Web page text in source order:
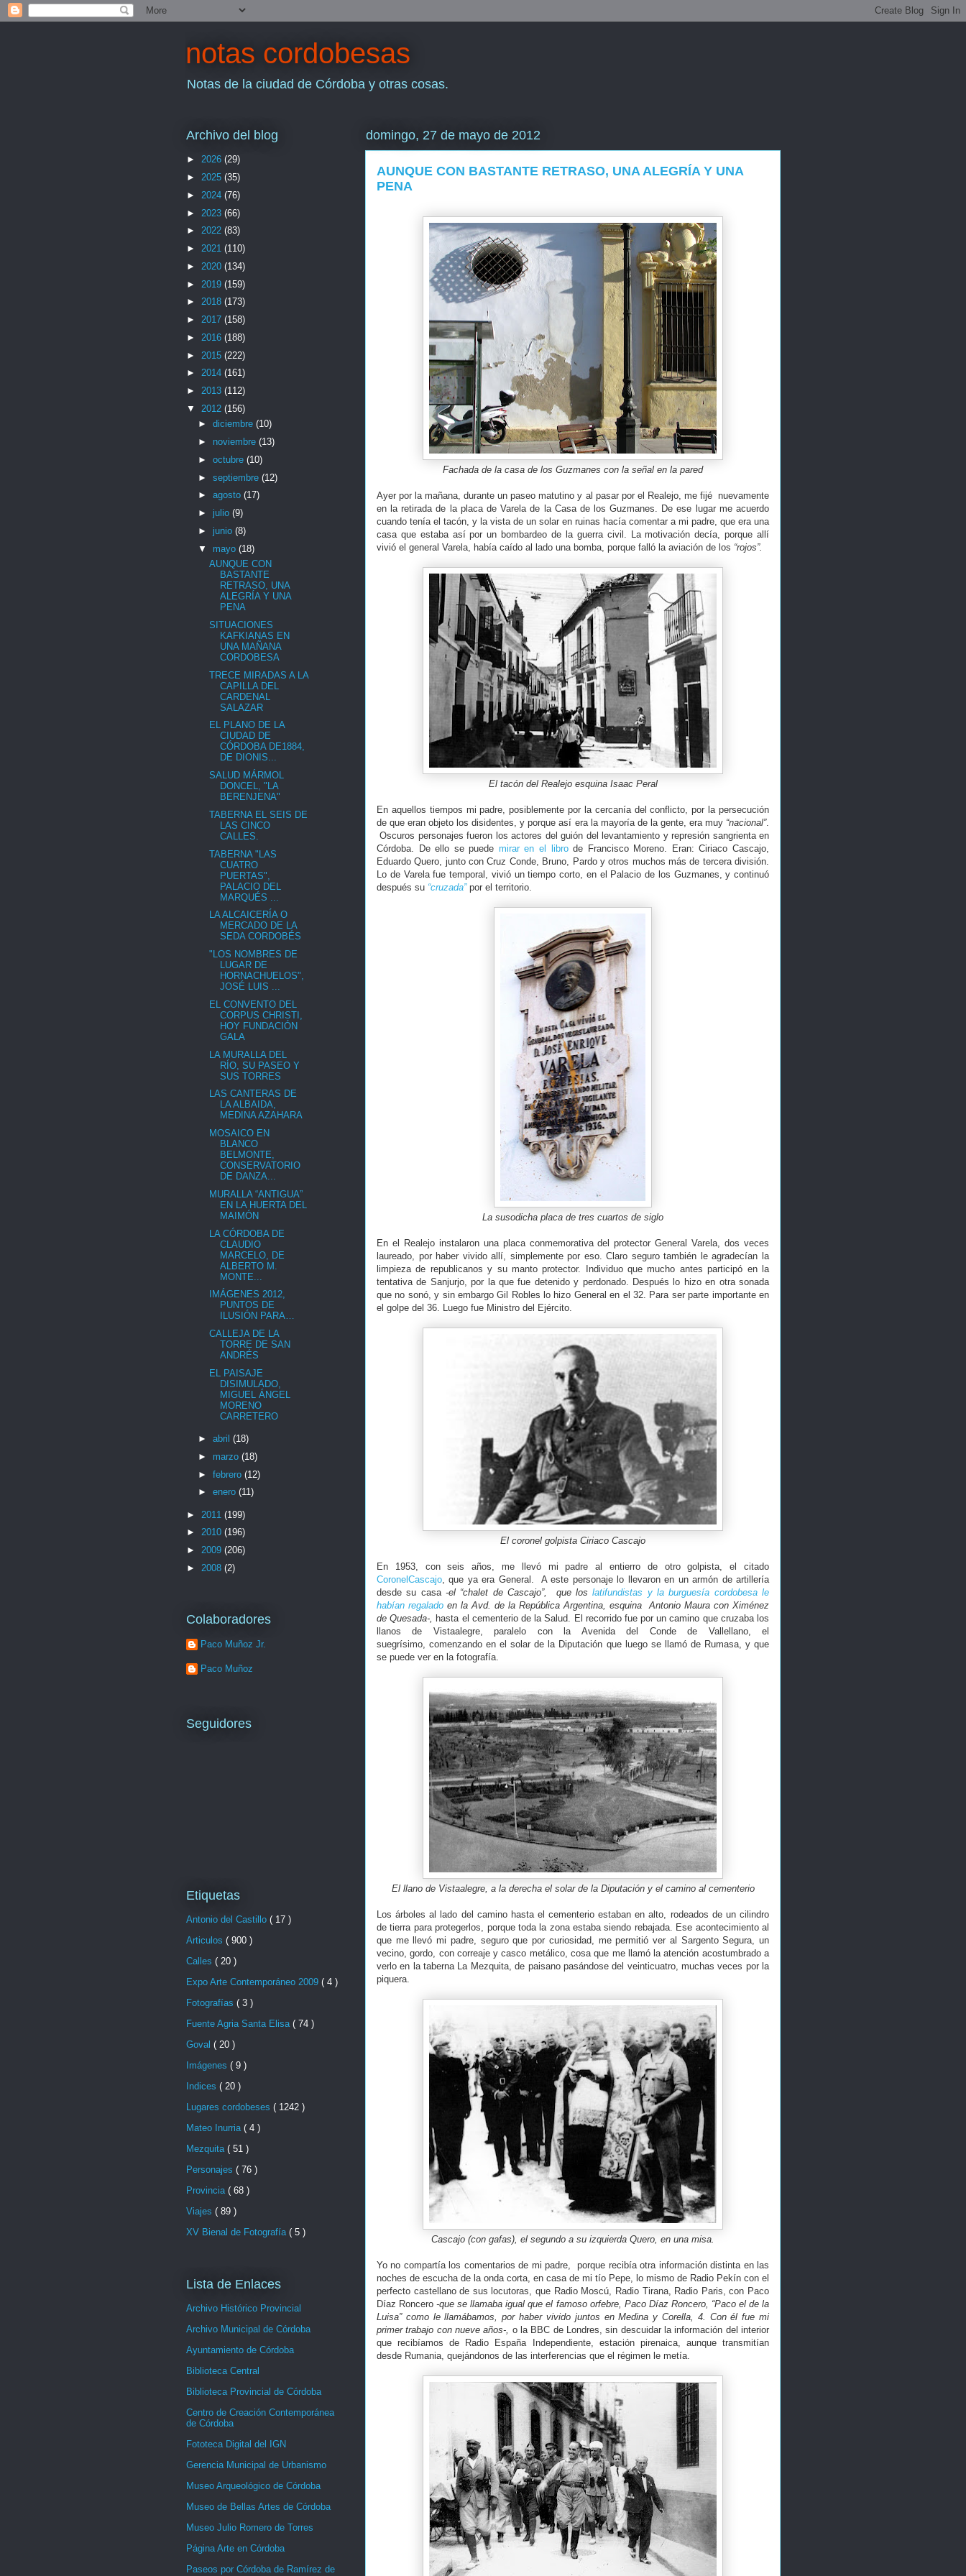
notas cordobesas
Notas de la ciudad de Córdoba y otras cosas.
domingo, 27 de mayo de 2012
AUNQUE CON BASTANTE RETRASO, UNA ALEGRÍA Y UNA
PENA
Fachada de la casa de los Guzmanes con la señal en la pared
Ayer por la mañana, durante un paseo matutino y al pasar por el Realejo, me fijé nuevamente
en la retirada de la placa de Varela de la Casa de los Guzmanes. De ese lugar me acuerdo
cuando tenía el tacón, y la vista de un solar en ruinas hacía comentar a mi padre, que era una
casa que estaba así por un bombardeo de la guerra civil. La motivación decía, porque allí
vivió el general Varela, había caído al lado una bomba, porque falló la aviación de los “rojos”.
El tacón del Realejo esquina Isaac Peral
En aquellos tiempos mi padre, posiblemente por la cercanía del conflicto, por la persecución
de que eran objeto los disidentes, y porque así era la mayoría de la gente, era muy “nacional”.
Oscuros personajes fueron los actores del guión del levantamiento y represión sangrienta en
Córdoba. De ello se puede mirar en el librode Francisco Moreno. Eran: Ciriaco Cascajo,
Eduardo Quero, junto con Cruz Conde, Bruno, Pardo y otros muchos más de tercera división.
Lo de Varela fue temporal, vivió un tiempo corto, en el Palacio de los Guzmanes, y continuó
después su “cruzada”por el territorio.
La susodicha placa de tres cuartos de siglo
En el Realejo instalaron una placa conmemorativa del protector General Varela, dos veces
laureado, por haber vivido allí, simplemente por eso. Claro seguro también le agradecían la
limpieza de republicanos y su manto protector. Individuo que mucho antes participó en la
tentativa de Sanjurjo, por la que fue detenido y perdonado. Después lo hizo en otra sonada
que no sonó, y sin embargo Gil Robles lo hizo General en el 32. Para ser parte importante en
el golpe del 36. Luego fue Ministro del Ejército.
El coronel golpista Ciriaco Cascajo
En 1953, con seis años, me llevó mi padre al entierro de otro golpista, el citado
CoronelCascajo, que ya era General. A este personaje lo llevaron en un armón de artillería
desde su casa -el “chalet de Cascajo”, que loslatifundistas y la burguesía cordobesa le
habían regalado en la Avd. de la República Argentina, esquina Antonio Maura con Ximénez
de Quesada-, hasta el cementerio de la Salud. El recorrido fue por un camino que cruzaba los
llanos de Vistaalegre, paralelo con la Avenida del Conde de Vallellano, el
suegrísimo, comenzando en el solar de la Diputación que luego se llamó de Rumasa, y que
se puede ver en la fotografía.
El llano de Vistaalegre, a la derecha el solar de la Diputación y el camino al cementerio
Los árboles al lado del camino hasta el cementerio estaban en alto, rodeados de un cilindro
de tierra para protegerlos, porque toda la zona estaba siendo rebajada. Ese acontecimiento al
que me llevó mi padre, seguro que por curiosidad, me permitió ver al Sargento Segura, un
vecino, gordo, con correaje y casco metálico, cosa que me llamó la atención acostumbrado a
verlo en la taberna La Mezquita, de paisano pasándose del veinticuatro, muchas veces por la
piquera.
Cascajo (con gafas), el segundo a su izquierda Quero, en una misa.
Yo no compartía los comentarios de mi padre, porque recibía otra información distinta en las
noches de escucha de la onda corta, en casa de mi tío Pepe, lo mismo de Radio Pekín con el
perfecto castellano de sus locutoras, que Radio Moscú, Radio Tirana, Radio Paris, con Paco
Díaz Roncero-que se llamaba igual que el famoso orfebre, Paco Díaz Roncero, “Paco el de la
Luisa” como le llamábamos, por haber vivido juntos en Medina y Corella, 4. Con él fue mi
primer trabajo con nueve años-, o la BBC de Londres, sin descuidar la información del interior
que recibíamos de Radio España Independiente, estación pirenaica, aunque transmitían
desde Rumania, quejándonos de las interferencias que el régimen le metía.
Archivo del blog
► 2026 (29)
► 2025 (35)
► 2024 (76)
► 2023 (66)
► 2022 (83)
► 2021 (110)
► 2020 (134)
► 2019 (159)
► 2018 (173)
► 2017 (158)
► 2016 (188)
► 2015 (222)
► 2014 (161)
► 2013 (112)
▼ 2012 (156)
► diciembre (10)
► noviembre (13)
► octubre (10)
► septiembre (12)
► agosto (17)
► julio (9)
► junio (8)
▼ mayo (18)
AUNQUE CON
BASTANTE
RETRASO, UNA
ALEGRÍA Y UNA
PENA
SITUACIONES
KAFKIANAS EN
UNA MAÑANA
CORDOBESA
TRECE MIRADAS A LA
CAPILLA DEL
CARDENAL
SALAZAR
EL PLANO DE LA
CIUDAD DE
CÓRDOBA DE1884,
DE DIONIS...
SALUD MÁRMOL
DONCEL, "LA
BERENJENA"
TABERNA EL SEIS DE
LAS CINCO
CALLES.
TABERNA "LAS
CUATRO
PUERTAS",
PALACIO DEL
MARQUÉS ...
LA ALCAICERÍA O
MERCADO DE LA
SEDA CORDOBÉS
"LOS NOMBRES DE
LUGAR DE
HORNACHUELOS",
JOSÉ LUIS ...
EL CONVENTO DEL
CORPUS CHRISTI,
HOY FUNDACIÓN
GALA
LA MURALLA DEL
RÍO, SU PASEO Y
SUS TORRES
LAS CANTERAS DE
LA ALBAIDA,
MEDINA AZAHARA
MOSAICO EN
BLANCO
BELMONTE,
CONSERVATORIO
DE DANZA...
MURALLA “ANTIGUA”
EN LA HUERTA DEL
MAIMÓN
LA CÓRDOBA DE
CLAUDIO
MARCELO, DE
ALBERTO M.
MONTE...
IMÁGENES 2012,
PUNTOS DE
ILUSIÓN PARA…
CALLEJA DE LA
TORRE DE SAN
ANDRÉS
EL PAISAJE
DISIMULADO,
MIGUEL ÁNGEL
MORENO
CARRETERO
► abril (18)
► marzo (18)
► febrero (12)
► enero (11)
► 2011 (199)
► 2010 (196)
► 2009 (206)
► 2008 (2)
Colaboradores
Paco Muñoz Jr.
Paco Muñoz
Seguidores
Etiquetas
Antonio del Castillo ( 17 )
Articulos ( 900 )
Calles ( 20 )
Expo Arte Contemporáneo 2009 ( 4 )
Fotografías ( 3 )
Fuente Agria Santa Elisa ( 74 )
Goval ( 20 )
Imágenes ( 9 )
Indices ( 20 )
Lugares cordobeses ( 1242 )
Mateo Inurria ( 4 )
Mezquita ( 51 )
Personajes ( 76 )
Provincia ( 68 )
Viajes ( 89 )
XV Bienal de Fotografía ( 5 )
Lista de Enlaces
Archivo Histórico Provincial
Archivo Municipal de Córdoba
Ayuntamiento de Córdoba
Biblioteca Central
Biblioteca Provincial de Córdoba
Centro de Creación Contemporánea
de Córdoba
Fototeca Digital del IGN
Gerencia Municipal de Urbanismo
Museo Arqueológico de Córdoba
Museo de Bellas Artes de Córdoba
Museo Julio Romero de Torres
Página Arte en Córdoba
Paseos por Córdoba de Ramírez de